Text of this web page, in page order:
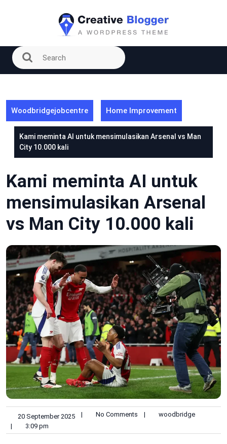
Woodbridgejobcentre Home Improvement
Kami meminta AI untuk mensimulasikan Arsenal vs Man
City 10.000 kali
Kami meminta AI untuk
mensimulasikan Arsenal
vs Man City 10.000 kali
20 September 2025 | No Comments |
woodbridge
|
3:09 pm